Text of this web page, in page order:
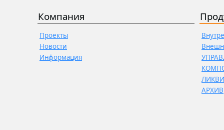
Компания
Проекты
Новости
Информация
АРХИВ